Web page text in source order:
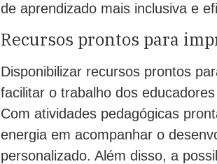
de aprendizado mais inclusiva e
Recursos prontos para
Disponibilizar recursos prontos
facilitar o trabalho dos
Com atividades pedagógicas
energia em acompanhar o
personalizado. Além disso, a